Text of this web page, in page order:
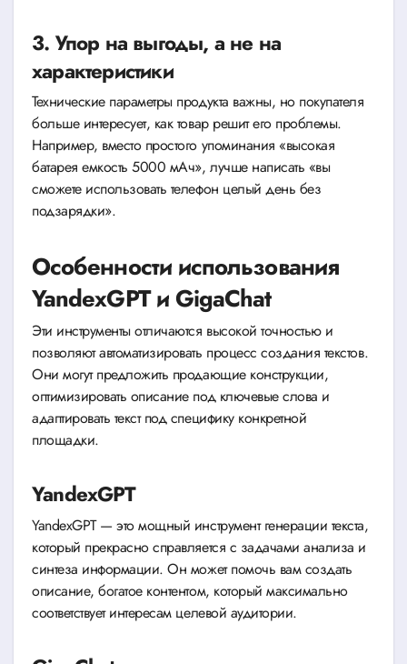
3. Упор на выгоды, а не на
характеристики
Технические параметры продукта важны, но покупателя
больше интересует, как товар решит его проблемы.
Например, вместо простого упоминания «высокая
батарея емкость 5000 мАч», лучше написать «вы
сможете использовать телефон целый день без
подзарядки».
Особенности использования
YandexGPT и GigaChat
Эти инструменты отличаются высокой точностью и
позволяют автоматизировать процесс создания текстов.
Они могут предложить продающие конструкции,
оптимизировать описание под ключевые слова и
адаптировать текст под специфику конкретной
площадки.
YandexGPT
YandexGPT — это мощный инструмент генерации текста,
который прекрасно справляется с задачами анализа и
синтеза информации. Он может помочь вам создать
описание, богатое контентом, который максимально
соответствует интересам целевой аудитории.